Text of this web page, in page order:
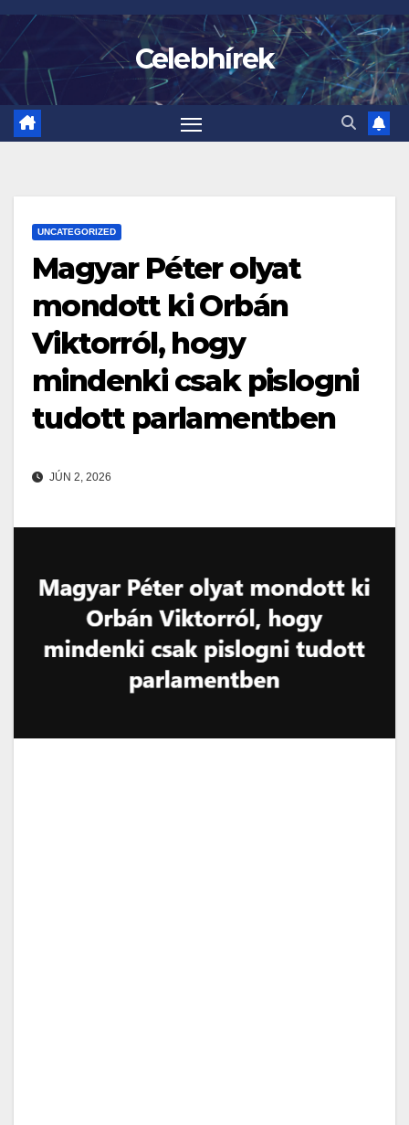
Skip
content
Celebhírek
UNCATEGORIZED
Magyar Péter olyat
mondott ki Orbán
Viktorról, hogy
mindenki csak pislogni
tudott parlamentben
JÚN 2, 2026